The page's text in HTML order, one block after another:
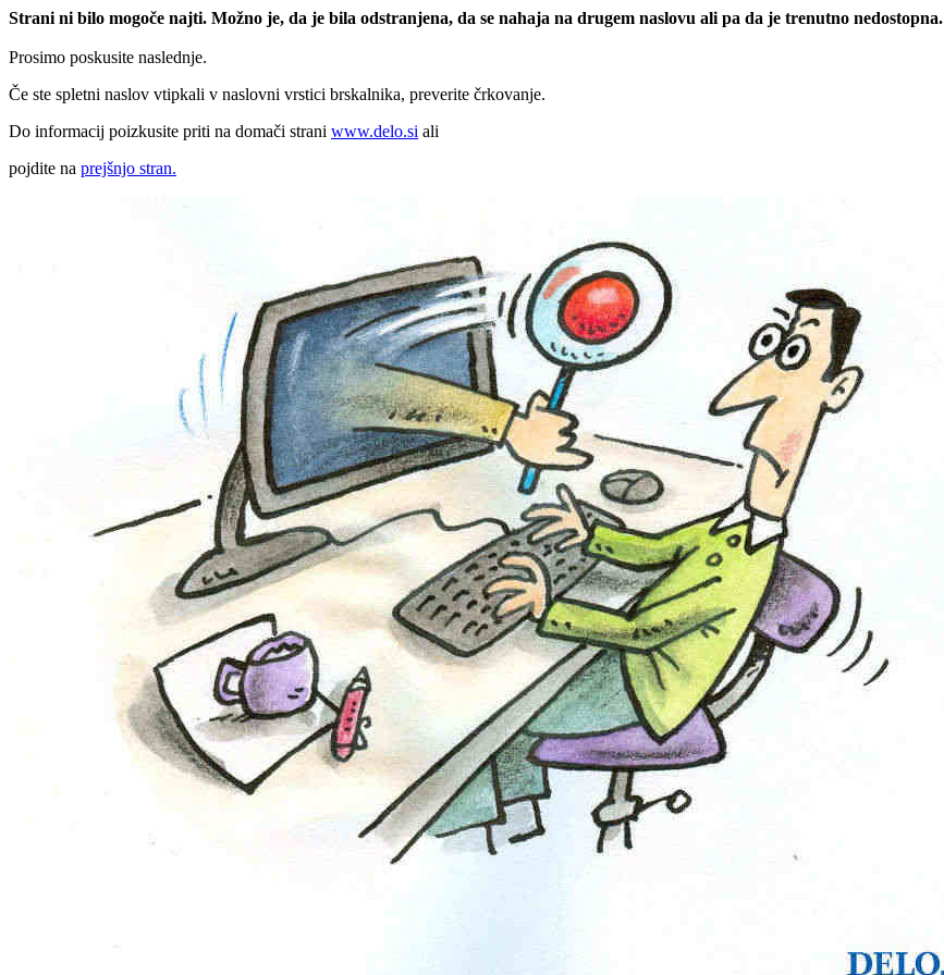
Strani ni bilo mogoče najti. Možno je, da je bila odstranjena, da se nahaja na drugem naslovu ali pa da je trenutno nedostopna.
Prosimo poskusite naslednje.
Če ste spletni naslov vtipkali v naslovni vrstici brskalnika, preverite črkovanje.
Do informacij poizkusite priti na domači strani www.delo.si ali
pojdite na prejšnjo stran.